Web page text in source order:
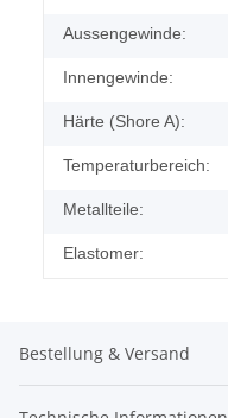
Aussengewinde:
Innengewinde:
Härte (Shore A):
Temperaturbereich:
Metallteile:
Elastomer:
Bestellung & Versand